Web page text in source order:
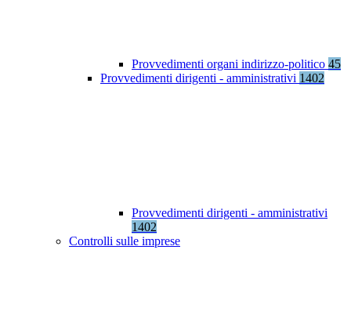
Provvedimenti organi indirizzo-politico 45
Provvedimenti dirigenti - amministrativi 1402
Provvedimenti dirigenti - amministrativi
1402
Controlli sulle imprese